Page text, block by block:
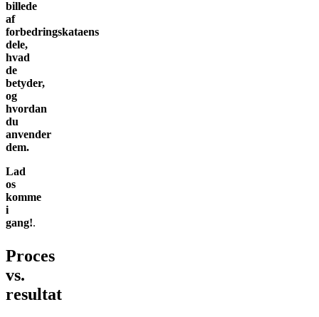
billede
af
forbedringskataens
dele,
hvad
de
betyder,
og
hvordan
du
anvender
dem.
Lad
os
komme
i
gang!.
Proces
vs.
resultat